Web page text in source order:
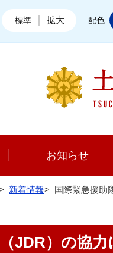
標準 拡大 配色
お知らせ
新着情報> 国際緊急援助
JDR）の協力